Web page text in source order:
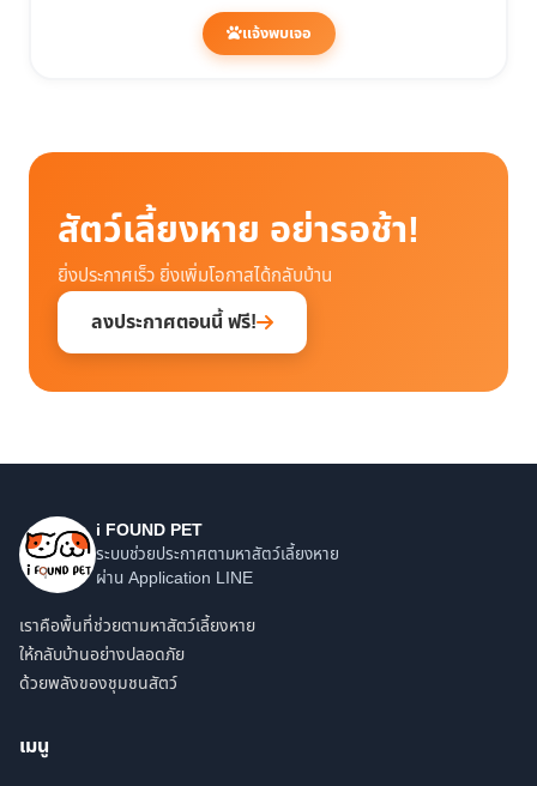
แจ้งพบเจอ
สัตว์เลี้ยงหาย อย่ารอช้า!
ยิ่งประกาศเร็ว ยิ่งเพิ่มโอกาสได้กลับบ้าน
ลงประกาศตอนนี้ ฟรี!
i FOUND PET
ระบบช่วยประกาศตามหาสัตว์เลี้ยงหาย
ผ่าน Application LINE
เราคือพื้นที่ช่วยตามหาสัตว์เลี้ยงหาย
ให้กลับบ้านอย่างปลอดภัย
ด้วยพลังของชุมชนสัตว์
เมนู